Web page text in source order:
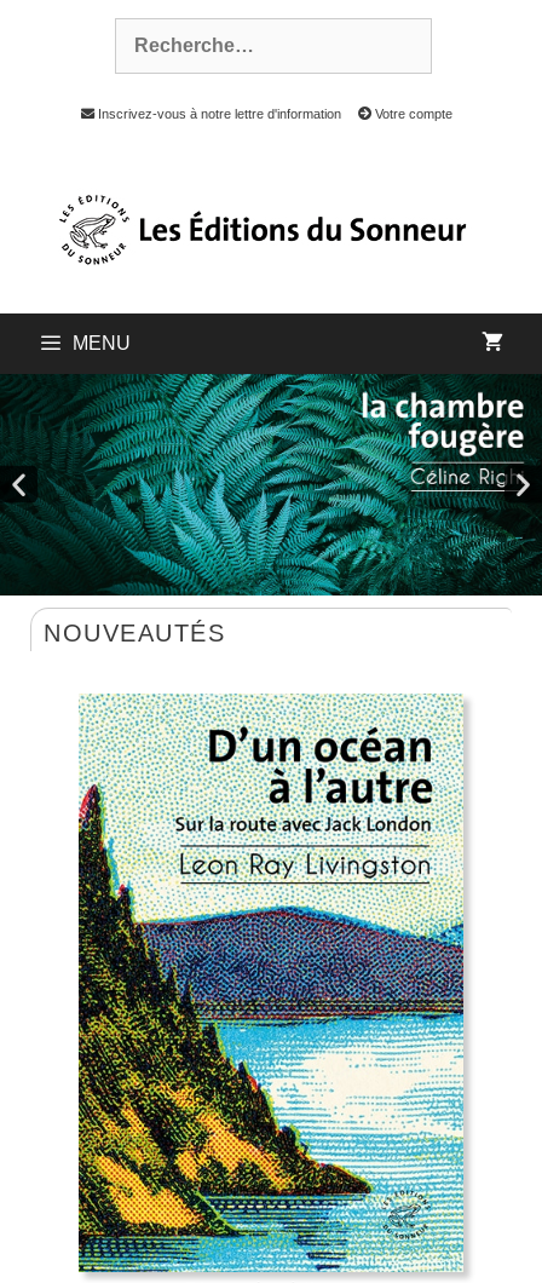
Inscrivez-vous à notre lettre d'information Votre compte
MENU
NOUVEAUTÉS